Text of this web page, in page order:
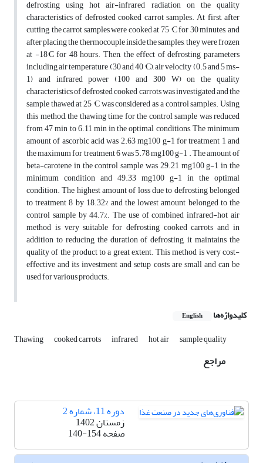
defrosting using hot air-infrared radiation on the quality
characteristics of defrosted cooked carrot samples. At first, after
cutting, the carrot samples were cooked at 75 °C for 30 minutes, and
after placing the thermocouple inside the samples, they were frozen
at -18°C for 48 hours. Then, the effect of defrosting parameters
including air temperature (30 and 40 °C), air velocity (0.5 and 5 ms-
1) and infrared power (100 and 300 W) on the quality
characteristics of defrosted cooked carrots was investigated and the
sample thawed at 25 °C was considered as a control samples. Using
this method, the thawing time for the control sample was reduced
from 47 min to 6.11 min in the optimal conditions, The minimum
amount of ascorbic acid was 2.63 mg100 g-1 for treatment 1 and
the maximum for treatment 6 was 5.78 mg100 g-1 . The amount of
beta-carotene in the control sample was 29.21 mg100 g-1 in the
minimum condition and 49.33 mg100 g-1 in the optimal
condition. The highest amount of loss due to defrosting belonged
to treatment 8 by 18.32% and the lowest amount belonged to the
control sample by 44.7%. The use of combined infrared-hot air
method is very suitable for defrosting cooked carrots and in
addition to reducing the duration of defrosting, it maintains the
quality of the product to a great extent. This method is very cost-
effective and its investment and setup costs are small and can be
used for various products.
کلیدواژه‌ها English
Thawing cooked carrots infrared hot air sample quality
مراجع
دوره 11، شماره 2
زمستان 1402
صفحه140-154